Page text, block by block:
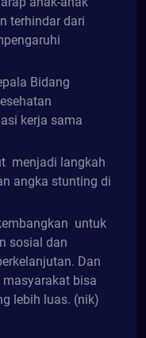
terhindar dari
Bidang
kerja sama
menjadi langkah
angka stunting di
untuk
sosial dan
Dan
bisa
lebih luas. (nik)